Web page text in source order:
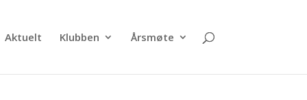
Aktuelt Klubben Årsmøte